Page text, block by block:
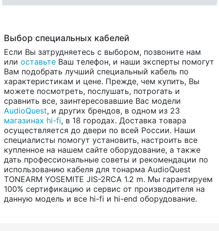
Выбор специальных кабелей
Если Вы затрудняетесь с выбором, позвоните нам
или оставьте Ваш телефон, и наши эксперты помогут
Вам подобрать лучший специальный кабель по
характеристикам и цене. Прежде, чем купить, Вы
можете посмотреть, послушать, потрогать и
сравнить все, заинтересовавшие Вас модели
AudioQuest, и других брендов, в одном из 23
магазинах hi-fi, в 18 городах. Доставка товара
осуществляется до двери по всей России. Наши
специалисты помогут установить, настроить все
купленное на нашем сайте оборудование, а также
дать профессиональные советы и рекомендации по
использованию кабеля для тонарма AudioQuest
TONEARM YOSEMITE JIS-2RCA 1.2 m. Мы гарантируем
100% сертификацию и сервис от производителя на
данную модель и все hi-fi и hi-end оборудование.